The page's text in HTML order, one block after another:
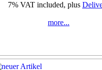
7% VAT included, plus
more...